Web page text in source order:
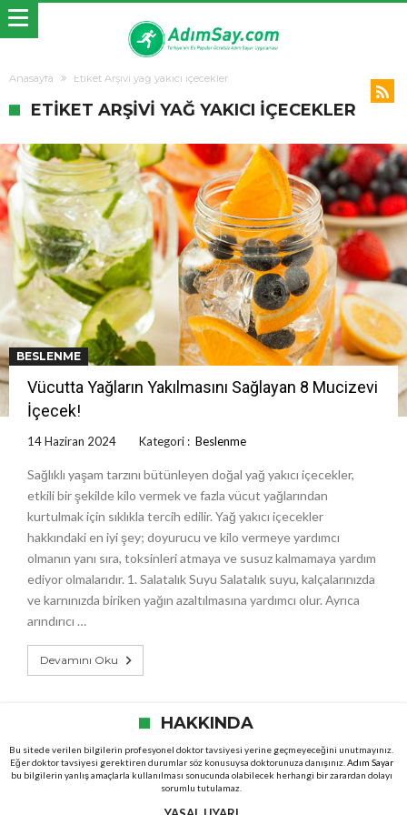
Anasayfa Etiket Arşivi yağ yakıcı içecekler
ETIKET ARŞIVI YAĞ YAKICI IÇECEKLER
BESLENME
Vücutta Yağların Yakılmasını Sağlayan 8 Mucizevi
İçecek!
14 Haziran 2024 Kategori : Beslenme
Sağlıklı yaşam tarzını bütünleyen doğal yağ yakıcı içecekler,
etkili bir şekilde kilo vermek ve fazla vücut yağlarından
kurtulmak için sıklıkla tercih edilir. Yağ yakıcı içecekler
hakkındaki en iyi şey; doyurucu ve kilo vermeye yardımcı
olmanın yanı sıra, toksinleri atmaya ve susuz kalmamaya yardım
ediyor olmalarıdır. 1. Salatalık Suyu Salatalık suyu, kalçalarınızda
ve karnınızda biriken yağın azaltılmasına yardımcı olur. Ayrıca
arındırıcı …
Devamını Oku
HAKKINDA
Bu sitede verilen bilgilerin profesyonel doktor tavsiyesi yerine geçmeyeceğini unutmayınız.
Eğer doktor tavsiyesi gerektiren durumlar söz konusuysa doktorunuza danışınız. Adım Sayar
bu bilgilerin yanlış amaçlarla kullanılması sonucunda olabilecek herhangi bir zarardan dolayı
sorumlu tutulamaz.